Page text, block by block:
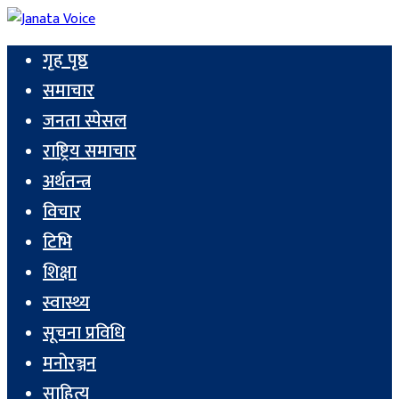
गृह पृष्ठ
समाचार
जनता स्पेसल
राष्ट्रिय समाचार
अर्थतन्त्र
विचार
टिभि
शिक्षा
स्वास्थ्य
सूचना प्रविधि
मनोरञ्जन